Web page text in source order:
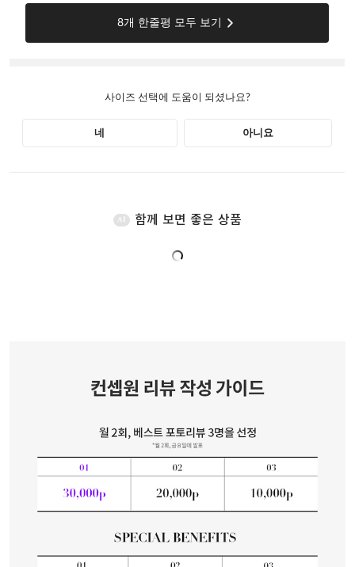
AI 함께 보면 좋은 상품